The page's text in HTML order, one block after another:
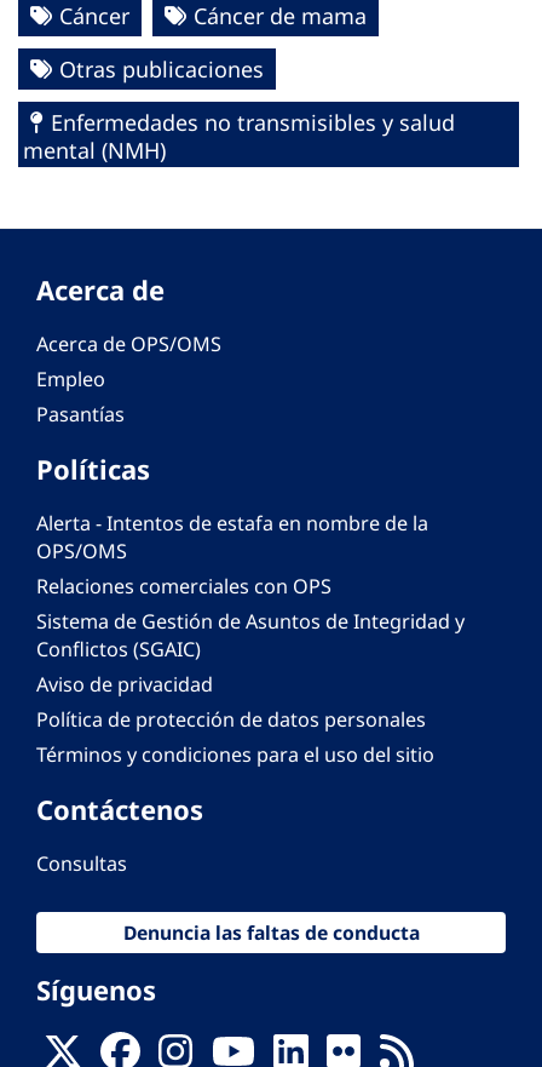
Cáncer
Cáncer de mama
Otras publicaciones
Enfermedades no transmisibles y salud
mental (NMH)
Acerca de
Acerca de OPS/OMS
Empleo
Pasantías
Políticas
Alerta - Intentos de estafa en nombre de la
OPS/OMS
Relaciones comerciales con OPS
Sistema de Gestión de Asuntos de Integridad y
Conflictos (SGAIC)
Aviso de privacidad
Política de protección de datos personales
Términos y condiciones para el uso del sitio
Contáctenos
Consultas
Denuncia las faltas de conducta
Síguenos